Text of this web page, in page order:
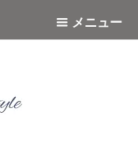
メニュー